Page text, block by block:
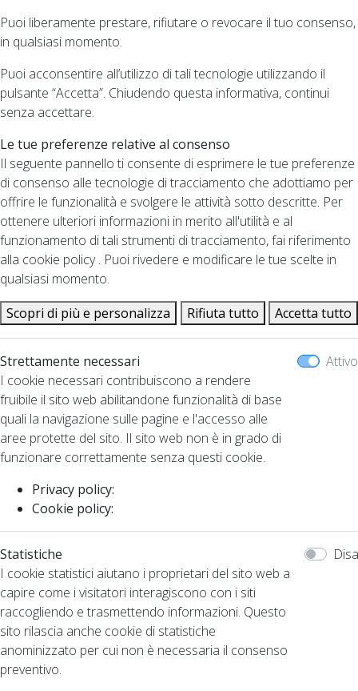
Puoi liberamente prestare, rifiutare o revocare il tuo consenso,
in qualsiasi momento.
Puoi acconsentire all’utilizzo di tali tecnologie utilizzando il
pulsante “Accetta”. Chiudendo questa informativa, continui
senza accettare.
Le tue preferenze relative al consenso
Il seguente pannello ti consente di esprimere le tue preferenze
di consenso alle tecnologie di tracciamento che adottiamo per
offrire le funzionalità e svolgere le attività sotto descritte. Per
ottenere ulteriori informazioni in merito all'utilità e al
funzionamento di tali strumenti di tracciamento, fai riferimento
alla cookie policy . Puoi rivedere e modificare le tue scelte in
qualsiasi momento.
Scopri di più e personalizza
Rifiuta tutto Accetta tutto
Strettamente necessari
I cookie necessari contribuiscono a rendere
fruibile il sito web abilitandone funzionalità di base
quali la navigazione sulle pagine e l'accesso alle
aree protette del sito. Il sito web non è in grado di
funzionare correttamente senza questi cookie.
Privacy policy:
Cookie policy:
Attivo
Statistiche
I cookie statistici aiutano i proprietari del sito web a
capire come i visitatori interagiscono con i siti
raccogliendo e trasmettendo informazioni. Questo
sito rilascia anche cookie di statistiche
anominizzato per cui non è necessaria il consenso
preventivo.